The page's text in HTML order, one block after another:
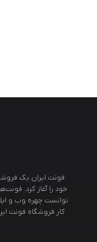
خود را آغاز کرد.
توانست چهره وب و
کار فروشگاه فونت